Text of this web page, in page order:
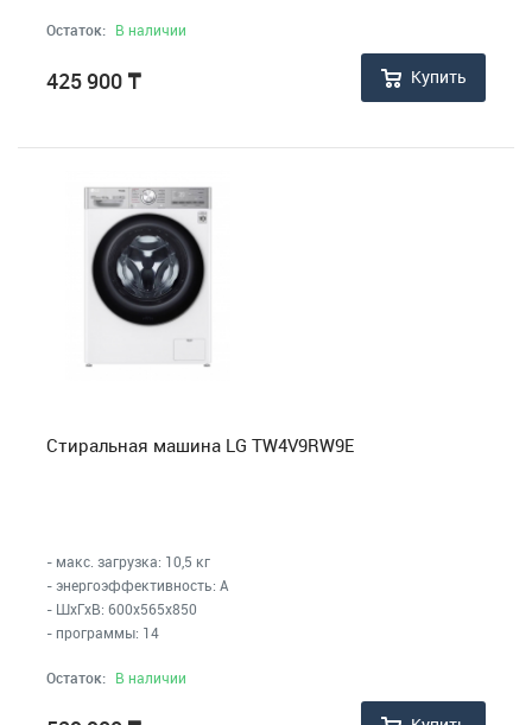
Остаток: В наличии
425 900 ₸ Купить
Стиральная машина LG TW4V9RW9E
- макс. загрузка: 10,5 кг
- энергоэффективность: A
- ШхГхВ: 600x565x850
- программы: 14
Остаток: В наличии